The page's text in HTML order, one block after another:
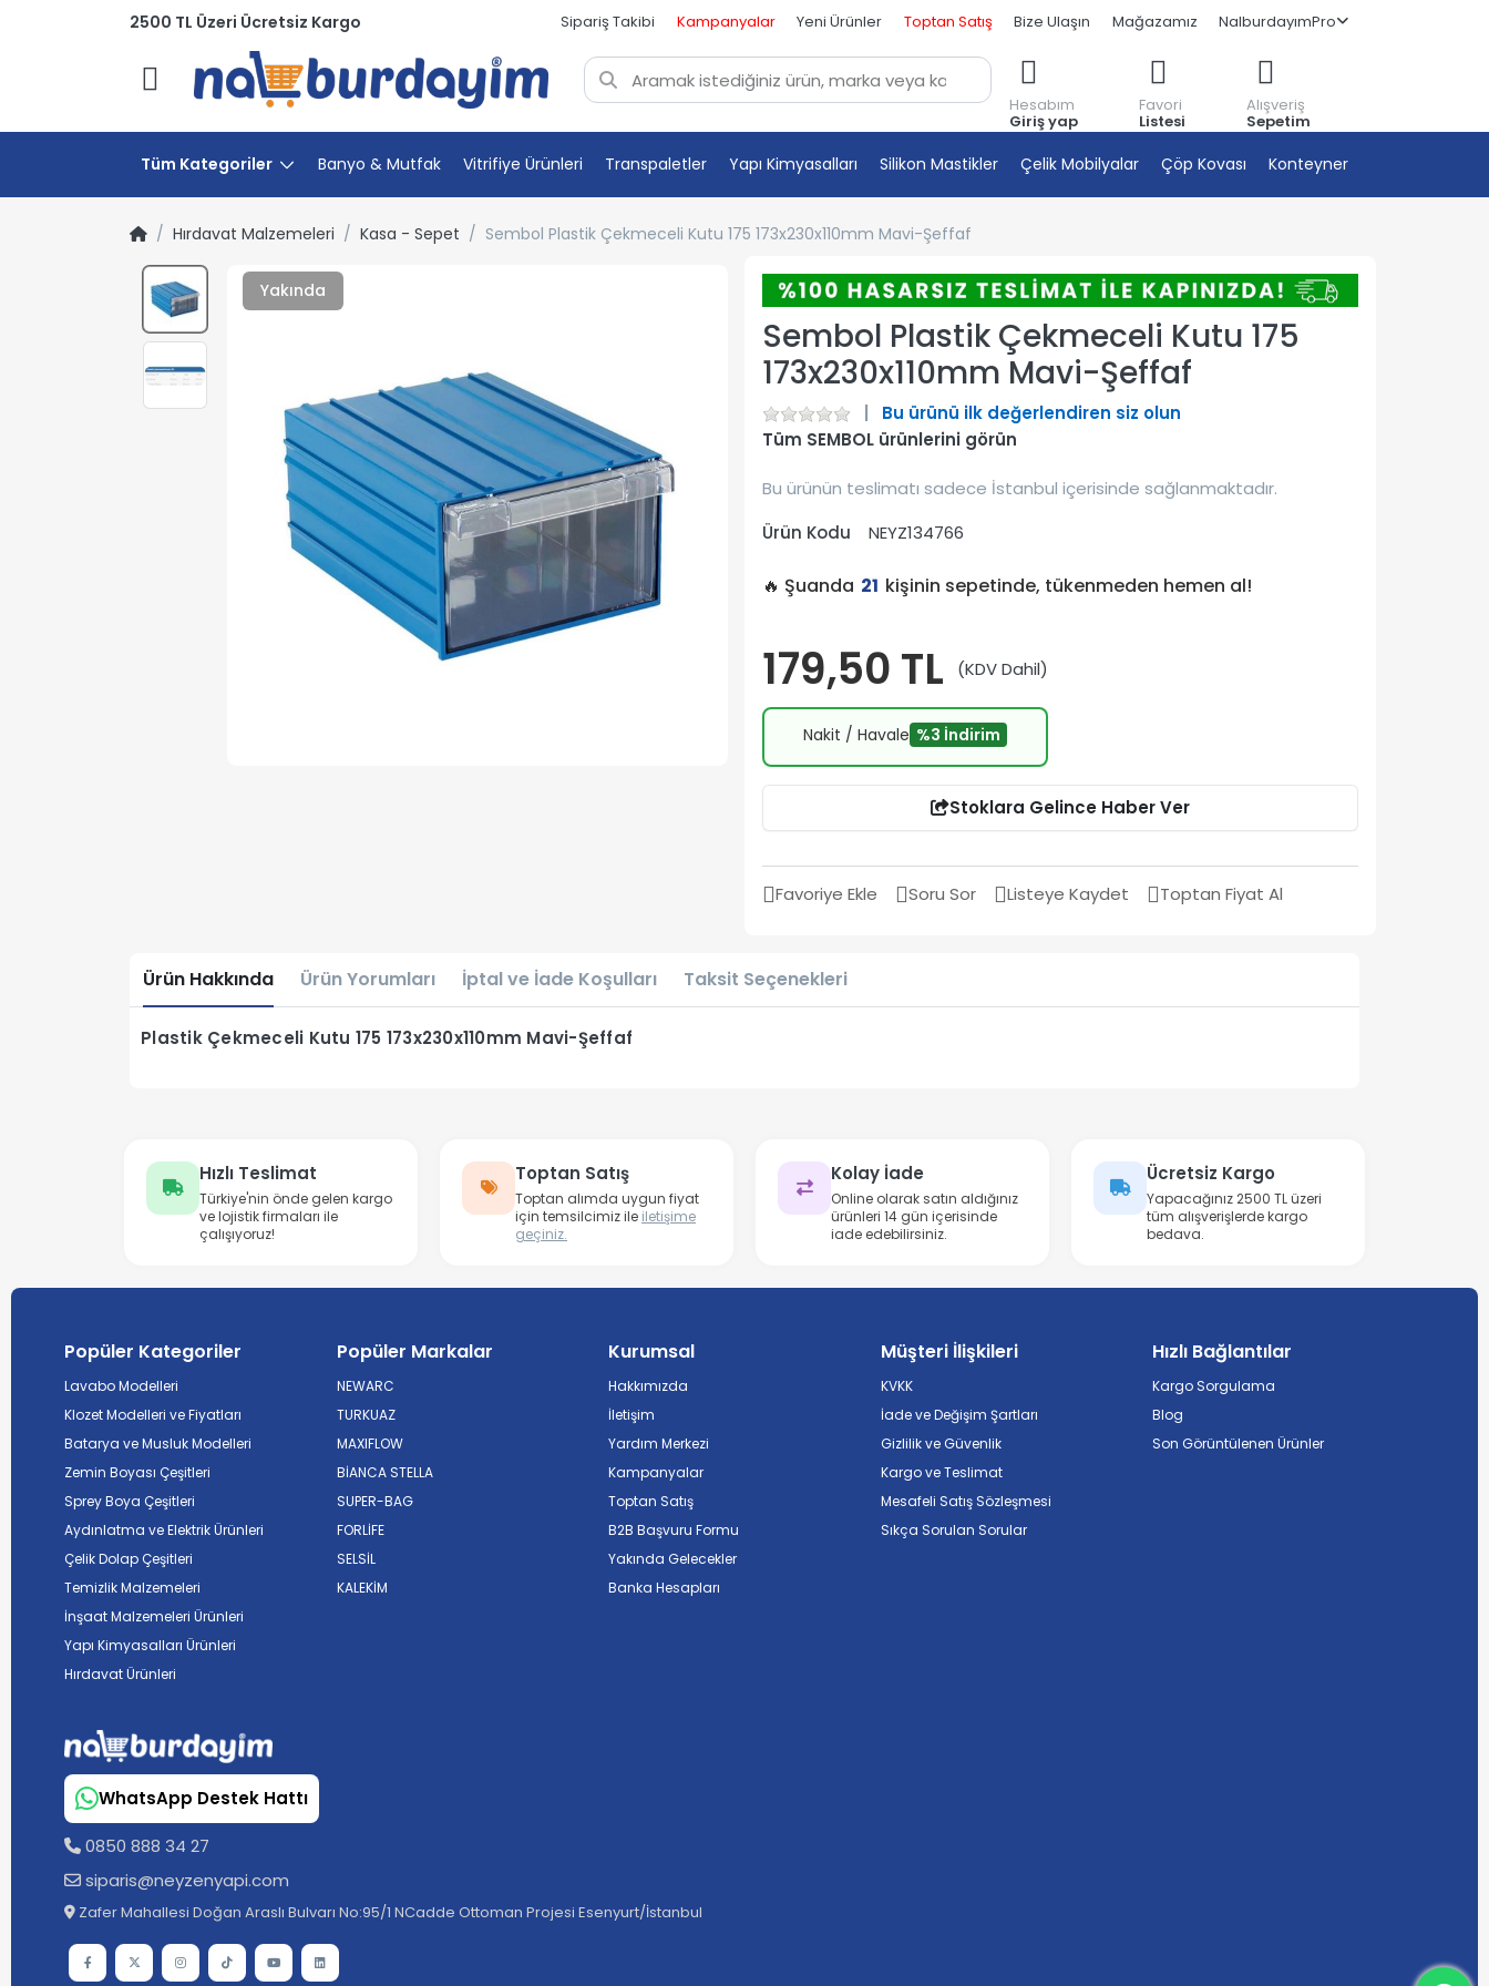
2500 TL Üzeri Ücretsiz Kargo Sipariş Takibi Kampanyalar Yeni Ürünler Toptan Satış Bize Ulaşın Mağazamız NalburdayımPro
Menü
Hesabım
Giriş yap
Favori
Listesi
Alışveriş
Sepetim
Tüm Kategoriler Banyo & Mutfak Vitrifiye Ürünleri Transpaletler Yapı Kimyasalları Silikon Mastikler Çelik Mobilyalar Çöp Kovası Konteyner
Hırdavat Malzemeleri Kasa - Sepet Sembol Plastik Çekmeceli Kutu 175 173x230x110mm Mavi-Şeffaf
Yakında
Sembol Plastik Çekmeceli Kutu 175
173x230x110mm Mavi-Şeffaf
Bu ürünü ilk değerlendiren siz olun
Tüm SEMBOL ürünlerini görün
Bu ürünün teslimatı sadece İstanbul içerisinde sağlanmaktadır.
Ürün Kodu
NEYZ134766
🔥 Şuanda 21 kişinin sepetinde, tükenmeden hemen al!
179,50 TL (KDV Dahil)
Nakit / Havale %3 İndirim
Stoklara Gelince Haber Ver
Favoriye Ekle Soru Sor Listeye Kaydet Toptan Fiyat Al
Ürün Hakkında Ürün Yorumları İptal ve İade Koşulları Taksit Seçenekleri
Plastik Çekmeceli Kutu 175 173x230x110mm Mavi-Şeffaf
Hızlı Teslimat
Türkiye'nin önde gelen kargo
ve lojistik firmaları ile
çalışıyoruz!
Toptan Satış
Toptan alımda uygun fiyat
için temsilcimiz ile iletişime
geçiniz.
Kolay İade
Online olarak satın aldığınız
ürünleri 14 gün içerisinde
iade edebilirsiniz.
Ücretsiz Kargo
Yapacağınız 2500 TL üzeri
tüm alışverişlerde kargo
bedava.
Popüler Kategoriler
Lavabo Modelleri
Klozet Modelleri ve Fiyatları
Batarya ve Musluk Modelleri
Zemin Boyası Çeşitleri
Sprey Boya Çeşitleri
Aydınlatma ve Elektrik Ürünleri
Çelik Dolap Çeşitleri
Temizlik Malzemeleri
İnşaat Malzemeleri Ürünleri
Yapı Kimyasalları Ürünleri
Hırdavat Ürünleri
Popüler Markalar
NEWARC
TURKUAZ
MAXIFLOW
BİANCA STELLA
SUPER-BAG
FORLİFE
SELSİL
KALEKİM
Kurumsal
Hakkımızda
İletişim
Yardım Merkezi
Kampanyalar
Toptan Satış
B2B Başvuru Formu
Yakında Gelecekler
Banka Hesapları
Müşteri İlişkileri
KVKK
İade ve Değişim Şartları
Gizlilik ve Güvenlik
Kargo ve Teslimat
Mesafeli Satış Sözleşmesi
Sıkça Sorulan Sorular
Hızlı Bağlantılar
Kargo Sorgulama
Blog
Son Görüntülenen Ürünler
WhatsApp Destek Hattı
0850 888 34 27
siparis@neyzenyapi.com
Zafer Mahallesi Doğan Araslı Bulvarı No:95/1 NCadde Ottoman Projesi Esenyurt/İstanbul